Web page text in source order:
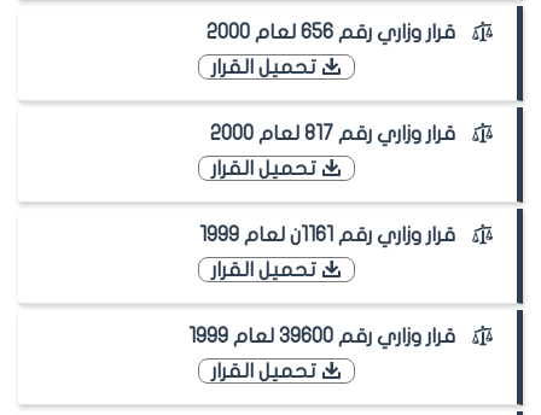
قرار وزاري رقم 656 لعام 2000
تحميل القرار
قرار وزاري رقم 817 لعام 2000
تحميل القرار
قرار وزاري رقم 1161ن لعام 1999
تحميل القرار
قرار وزاري رقم 39600 لعام 1999
تحميل القرار